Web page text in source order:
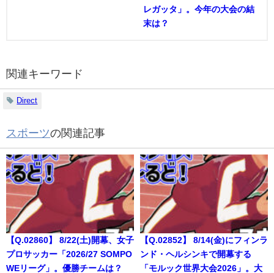
レガッタ」。今年の大会の結
末は？
関連キーワード
Direct
スポーツの関連記事
【Q.02860】 8/22(土)開幕、女子
プロサッカー「2026/27 SOMPO
WEリーグ」。優勝チームは？
【Q.02852】 8/14(金)にフィンラ
ンド・ヘルシンキで開幕する
「モルック世界大会2026」。大